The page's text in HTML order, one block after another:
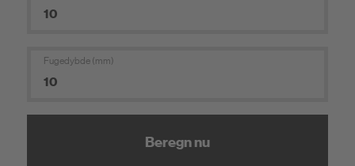
Fugedybde (mm)
Beregn nu